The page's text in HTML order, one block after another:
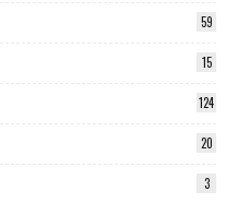
59
15
124
20
3